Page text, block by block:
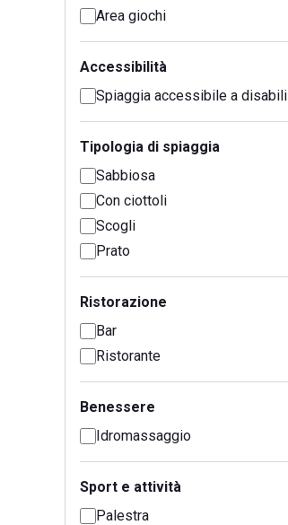
Area giochi
Accessibilità
Spiaggia accessibile a disabili
Tipologia di spiaggia
Sabbiosa
Con ciottoli
Scogli
Prato
Ristorazione
Bar
Ristorante
Benessere
Idromassaggio
Sport e attività
Palestra